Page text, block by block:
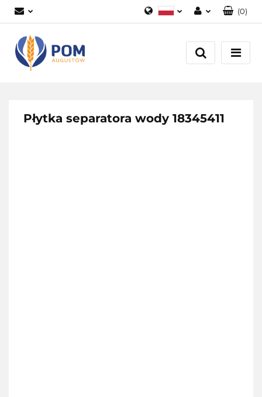
Zaloguj się
Załóż konto
(0)
Płytka separatora wody 18345411